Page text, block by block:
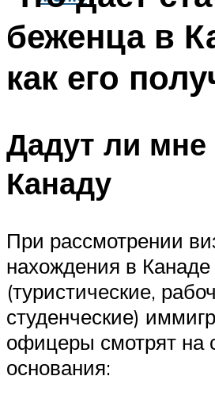
беженца в
как его
Дадут ли мне
Канаду
При рассмотрении
нахождения в Канаде
(туристические,
студенческие)
офицеры смотрят на
основания: